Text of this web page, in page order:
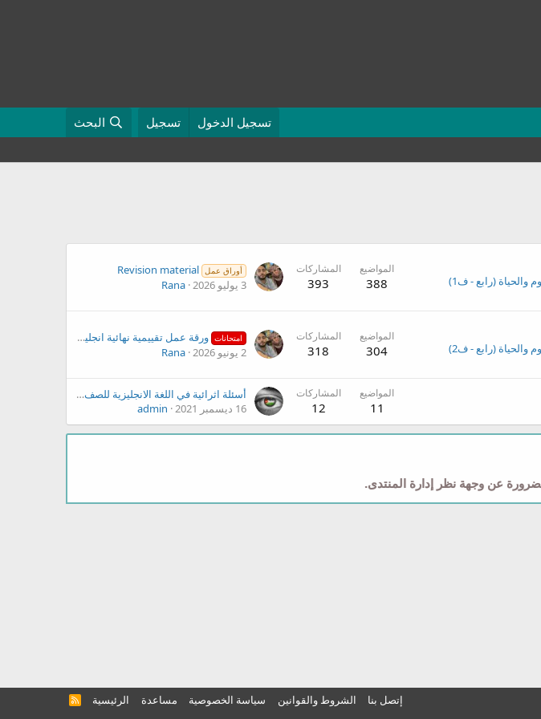
تسجيل الدخول تسجيل البحث
والحياة (رابع - ف1)
المواضيع
388
المشاركات
393
أوراق عمل Revision material
3 يوليو 2026
Rana
والحياة (رابع - ف2)
المواضيع
304
المشاركات
318
امتحانات ورقة عمل تقييمية نهائية انجليزي للصف الرابع الفصل الثاني
2 يونيو 2026
Rana
المواضيع
11
المشاركات
12
أسئلة اثرائية في اللغة الانجليزية للصف الرابع الفصل الأول
16 ديسمبر 2021
admin
عن وجهة نظر إدارة المنتدى.
إتصل بنا الشروط والقوانين سياسة الخصوصية مساعدة الرئيسية
R